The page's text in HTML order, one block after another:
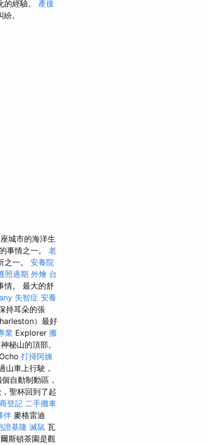
經驗。 產後
。
城市的海洋生
事情之一。 老
之一。 安養院
照過期 外燴 台
情。 最大的舒
失智症 安養
持耳朵的張
）最好
業 Explorer 搬
秘山的頂部。
打掃阿姨
山車上行駛，
自動制動區，
聖杯回到了起
登記 二手攤車
伴 麥格雷迪
證基隆 滅鼠 瓦
斯頓茶園是觀